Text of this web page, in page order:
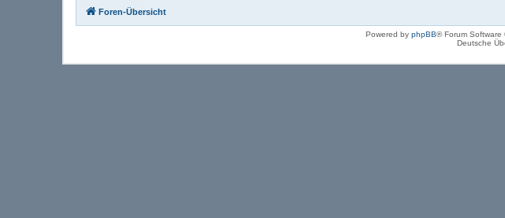
Foren-Übersicht
Powered by phpBB® Forum
Deutsche